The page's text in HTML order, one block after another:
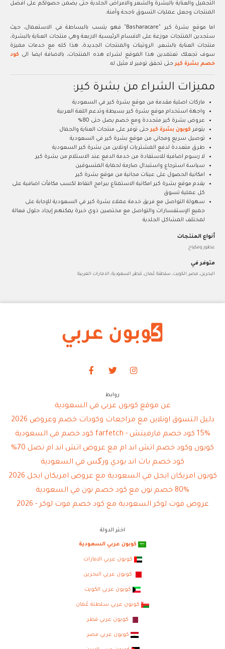
التجميل والعناية بالبشرة والشعر والامراض الجلدية حتى يضمن حصولكم على افضل
المنتجات وجعل عمليات التسوق ناجحة وآمنة.
اما موقع بشرة كير "Basharacare" فهو يتسب بالبساطة في الاستعمال، حيث
ستجدين المنتجات موزعة على الاقسام الرئيسية الاربعة وهي منتجات العناية بالبشرة،
منتجات العناية بالشعر، الروتينات والمنتجات الجديدة، هذا كله مع خدمات مميزة
سوف تجعلك تعتمدين هذا الموقع لشراء هذه المنتجات، بالاضافة ايضا الى كود
خصم بشرة كيرحتى تحقق توفير لا مثيل له.
مميزات الشراء من بشرة كير:
ماركات اصلية مقدمة من موقع بشرة كير في السعودية
واجهة استخدام موقع بشرة كير بسيطة وتدعم اللغة العربية
عروض بشرة كير متجددة ومع خصم يصل حتى 80%
يتوفركوبون بشرة كيرحتى توفر على منتجات العناية والجمال
توصيل سريع ومجاني من موقع بشرة كير في السعودية
طرق متعددة لدفع المشتريات اونلاين من بشرة كير السعودية
لا رسوم اضافية للاستفادة من خدمة الدفع عند الاستلام من بشرة كير
سياسة استرجاع واستبدال صارمة لحماية المتسوقين
امكانية الحصول على عينات مجانية من موقع بشرة كير
يقدم موقع بشرة كير امكانية الاستمتاع ببرامج النقاط لكسب مكافآت اضافية على
كل عملية تسوق
سهولة التواصل مع فريق خدمة عملاء بشرة كير في السعودية للإجابة على
جميع الإستفسارات والتواصل مع مختصين ذوي خبرة يمكنهم إيجاد حلول فعالة
لمختلف المشاكل الجلدية
أنواع المنتجات
عطور ومكياج
متوفر في
البحرين, مصر, الكويت, سلطنة عُمان, قطر, السعودية, الامارات العربية
روابط
عن موقع كوبون عربي في السعودية
دليل التسوق اونلاين مع مراجعات وكودات خصم وعروض 2026
15% كود خصم فارفيتش - farfetch كود خصم في السعودية
كوبون وكود خصم اتش اند ام مع عروض اتش اند ام تصل 70%
كود خصم باث اند بودي ورکس في السعودية
كوبون امريكان ايجل في السعودية مع عروض امريكان ايجل 2026
80% خصم نون مع كود خصم نون في السعودية
عروض فوت لوكر السعودية مع كود خصم فوت لوكر - 2026
اختر الدولة
كوبون عربي السعودية
كوبون عربي الامارات
كوبون عربي البحرين
كوبون عربي الكويت
كوبون عربي سلطنة عُمان
كوبون عربي قطر
كوبون عربي مصر